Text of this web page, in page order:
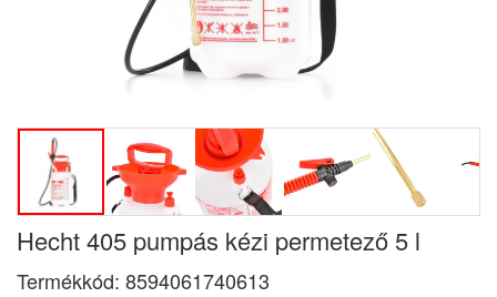
Hecht 405 pumpás kézi permetező 5 l
Termékkód: 8594061740613